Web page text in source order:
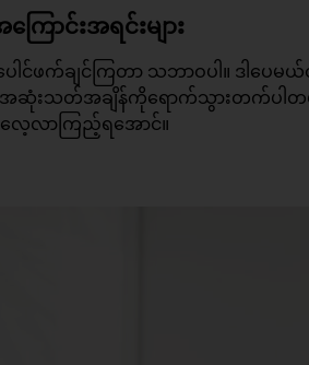
ောင်းအရင်းများ
ဖက်ချင်ကြတာ သဘာဝပါ။ ဒါပေ
ရဲ့ အဆုံးသတ်အချိန်ကိုရောက်သွားတက်
ေ့လာကြည့်ရအောင်။